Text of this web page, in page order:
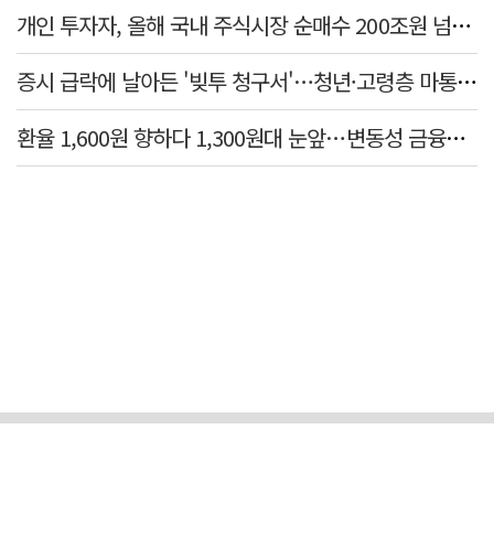
개인 투자자, 올해 국내 주식시장 순매수 200조원 넘었다
증시 급락에 날아든 '빚투 청구서'…청년·고령층 마통 연체↑
환율 1,600원 향하다 1,300원대 눈앞…변동성 금융위기 후 최고